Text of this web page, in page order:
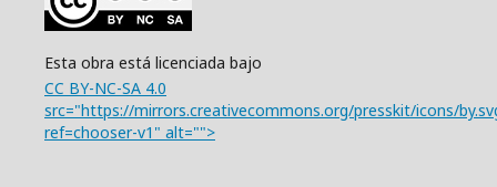
Esta obra está licenciada bajo
CC BY-NC-SA 4.0
src="https://mirrors.creativecommons.org/presskit/icons/
ref=chooser-v1" alt="">